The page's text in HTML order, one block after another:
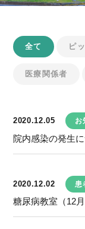
全て ピ
医療関係者
2020.12.05 お
院内感染の発生
2020.12.02 患
糖尿病教室（12